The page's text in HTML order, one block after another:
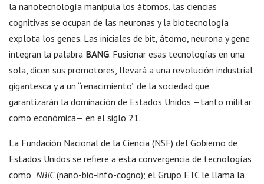
la nanotecnología manipula los átomos, las ciencias
cognitivas se ocupan de las neuronas y la biotecnología
explota los genes. Las iniciales de bit, átomo, neurona y gene
integran la palabra BANG. Fusionar esas tecnologías en una
sola, dicen sus promotores, llevará a una revolución industrial
gigantesca y a un “renacimiento” de la sociedad que
garantizarán la dominación de Estados Unidos —tanto militar
como económica— en el siglo 21.
La Fundación Nacional de la Ciencia (NSF) del Gobierno de
Estados Unidos se refiere a esta convergencia de tecnologías
como NBIC(nano-bio-info-cogno); el Grupo ETC le llama la